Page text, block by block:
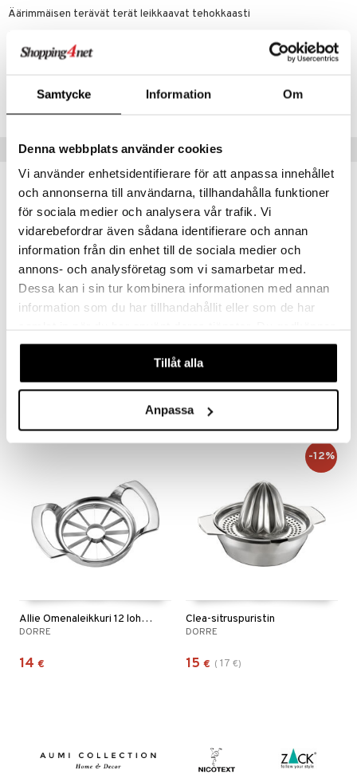
Samtycke Information Om
Denna webbplats använder cookies
Vi använder enhetsidentifierare för att anpassa innehållet
och annonserna till användarna, tillhandahålla funktioner
för sociala medier och analysera vår trafik. Vi
vidarebefordrar även sådana identifierare och annan
information från din enhet till de sociala medier och
annons- och analysföretag som vi samarbetar med.
Dessa kan i sin tur kombinera informationen med annan
information som du har tillhandahållit eller som de har
våra cookies vid fortsatt användande av vår webbplats.
Tillåt alla
Anpassa
Äärimmäisen terävät terät leikkaavat tehokkaasti
ITL08-1-XX
Suositut tuotteet
3,85
-14%
ADHOC
31,99
Allie Omenaleikkuri 12 lohkoa
DORRE
14 €
Clea-sitruspuristin
DORRE
15 € ( 17 €)
-12%